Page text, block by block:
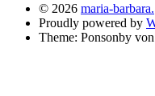
© 2026 maria-barbara.
Proudly powered by
Theme: Ponsonby von